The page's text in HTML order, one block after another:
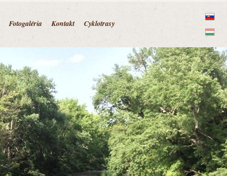
Fotogaléria Kontakt Cyklotrasy